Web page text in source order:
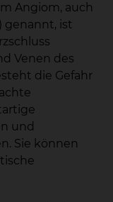
Angiom, auch
genannt, ist
Venen des
die Gefahr
und
Sie können